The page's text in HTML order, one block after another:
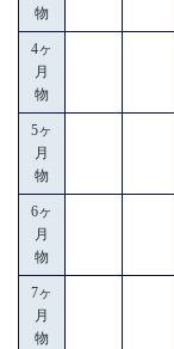
物
4ヶ
月
物
5ヶ
月
物
6ヶ
月
物
7ヶ
月
物